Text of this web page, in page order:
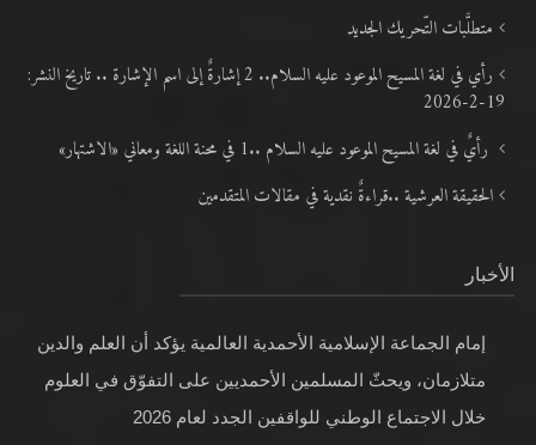
متطلَّبات التّحريك الجديد
رأي في لغة المسيح الموعود عليه السلام.. 2 إشارةٌ إلى اسم الإشارة .. تاريخ النشر:
19-2-2026
رأيٌ في لغة المسيح الموعود عليه السلام ..1 في محنة اللغة ومعاني «الاشتهار»
الحقيقة العرشية ..قراءةٌ نقدية في مقالات المتقدمين
الأخبار
إمام الجماعة الإسلامية الأحمدية العالمية يؤكد أن العلم والدين
متلازمان، ويحثّ المسلمين الأحمديين على التفوّق في العلوم
خلال الاجتماع الوطني للواقفين الجدد لعام 2026